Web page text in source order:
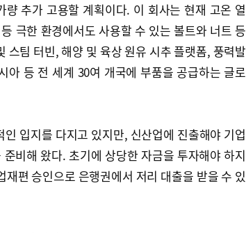
추가 고용할 계획이다. 이 회사는 현재 고온 열
극한 환경에서도 사용할 수 있는 볼트와 너트 등
스팀 터빈, 해양 및 육상 원유 시추 플랫폼, 풍력발
아 등 전 세계 30여 개국에 부품을 공급하는 글로
입지를 다지고 있지만, 신산업에 진출해야 기업
비해 왔다. 초기에 상당한 자금을 투자해야 하지
편 승인으로 은행권에서 저리 대출을 받을 수 있